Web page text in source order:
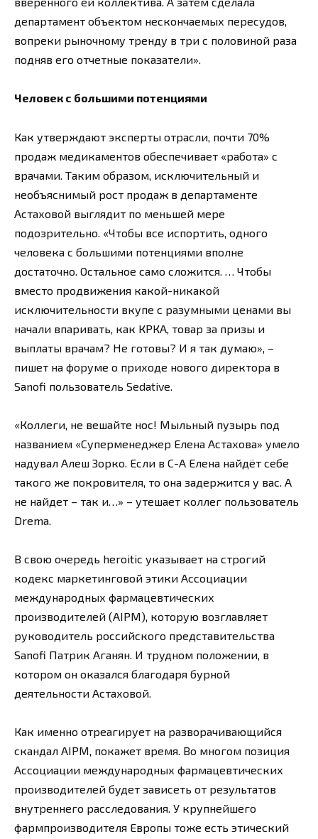
департамент объектом нескончаемых пересудов,
вопреки рыночному тренду в три с половиной раза
подняв его отчетные показатели».
Человек с большими потенциями
Как утверждают эксперты отрасли, почти 70%
продаж медикаментов обеспечивает «работа» с
врачами. Таким образом, исключительный и
необъяснимый рост продаж в департаменте
Астаховой выглядит по меньшей мере
подозрительно. «Чтобы все испортить, одного
человека с большими потенциями вполне
достаточно. Остальное само сложится. … Чтобы
вместо продвижения какой-никакой
исключительности вкупе с разумными ценами вы
начали впаривать, как КРКА, товар за призы и
выплаты врачам? Не готовы? И я так думаю», –
пишет на форуме о приходе нового директора в
Sanofi пользователь Sedative.
«Коллеги, не вешайте нос! Мыльный пузырь под
названием «Суперменеджер Елена Астахова» умело
надувал Алеш Зорко. Если в С-А Елена найдёт себе
такого же покровителя, то она задержится у вас. А
не найдет – так и…» – утешает коллег пользователь
Drema.
В свою очередь heroitiс указывает на строгий
кодекс маркетинговой этики Ассоциации
международных фармацевтических
производителей (AIPM), которую возглавляет
руководитель российского представительства
Sanofi Патрик Аганян. И трудном положении, в
котором он оказался благодаря бурной
деятельности Астаховой.
Как именно отреагирует на разворачивающийся
скандал AIPM, покажет время. Во многом позиция
Ассоциации международных фармацевтических
производителей будет зависеть от результатов
внутреннего расследования. У крупнейшего
фармпроизводителя Европы тоже есть этический